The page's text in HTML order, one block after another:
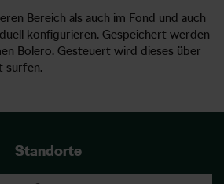
Bereich als auch im Fond und auch
konfigurieren. Gespeichert werden
Bolero. Gesteuert wird dieses über
surfen.
Standorte